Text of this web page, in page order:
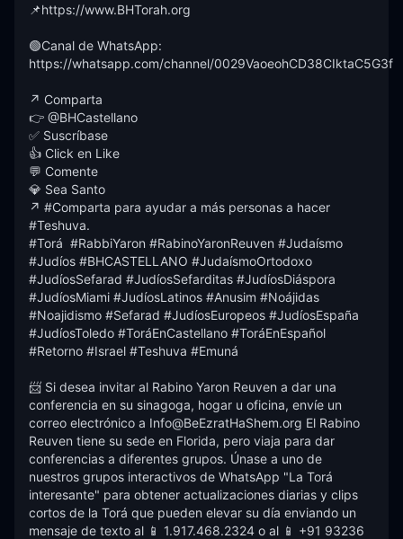
📌https://www.BHTorah.org
🟢Canal de WhatsApp:
https://whatsapp.com/channel/0029VaoeohCD38CIktaC5G3f
↗️ Comparta
👉 @BHCastellano
✅ Suscríbase
👍 Click en Like
💬 Comente
💎 Sea Santo
↗️ #Comparta para ayudar a más personas a hacer
#Teshuva.
#Torá  #RabbiYaron #RabinoYaronReuven #Judaísmo
#Judíos #BHCASTELLANO #JudaísmoOrtodoxo
#JudíosSefarad #JudíosSefarditas #JudíosDiáspora
#JudíosMiami #JudíosLatinos #Anusim #Noájidas
#Noajidismo #Sefarad #JudíosEuropeos #JudíosEspaña
#JudíosToledo #ToráEnCastellano #ToráEnEspañol
#Retorno #Israel #Teshuva #Emuná
📨 Si desea invitar al Rabino Yaron Reuven a dar una
conferencia en su sinagoga, hogar u oficina, envíe un
correo electrónico a Info@BeEzratHaShem.org El Rabino
Reuven tiene su sede en Florida, pero viaja para dar
conferencias a diferentes grupos. Únase a uno de
nuestros grupos interactivos de WhatsApp "La Torá
interesante" para obtener actualizaciones diarias y clips
cortos de la Torá que pueden elevar su día enviando un
mensaje de texto al 📱 1.917.468.2324 o al 📱 +91 93236